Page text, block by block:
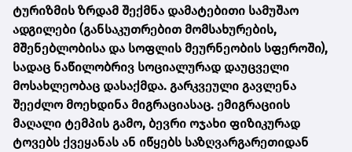
ტურიზმის ზრდამ შექმნა დამატებითი სამუშაო
ადგილები (განსაკუთრებით მომსახურების,
მშენებლობისა და სოფლის მეურნეობის სფეროში),
სადაც ნაწილობრივ სოციალურად დაუცველი
მოსახლეობაც დასაქმდა. გარკვეული გავლენა
შეეძლო მოეხდინა მიგრაციასაც. ემიგრაციის
მაღალი ტემპის გამო, ბევრი ოჯახი ფიზიკურად
ტოვებს ქვეყანას ან იწყებს საზღვარგარეთიდან